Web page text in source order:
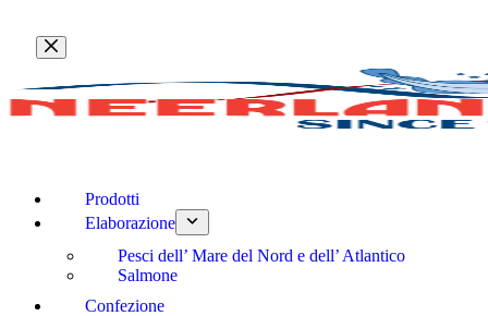
contenuto
Prodotti
Elaborazione
Pesci dell’ Mare del Nord e dell’ Atlantico
Salmone
Confezione